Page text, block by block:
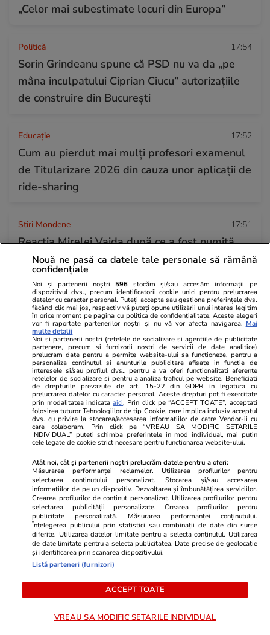
„Celor mai subestimate locuri din Europa”
Politică 17:54
Sorin Grindeanu spune că PSD nu va da „pe
mâna inculpatului Ciprian Ciucu” autorizațiile
de construire din București
Educație 17:52
Cum au pierdut mai mulți profesori examenul
de Titularizare 2026 din cauza unor aplicații de
ride-sharing
Stiri Mondene 17:51
Reacția Mirelei Vaida după ce a fost numită
„isterică”: „Păi voi nu știți ce am făcut în Asia
Express! Nu mă cunoașteți!?”
Citește mai multe
TRENDING
Educație 14:14
Admiterea la liceu, schimbare majoră din
2027. Școlile vor putea selecta elevii printr-un
examen suplimentar. Sorin Ion: „Va fi pentru ei
o șansă în plus. De ce să depindă viitorul lor
doar de două examene?”
Știri Externe 06:30
Savantul rus care făcea motoarele pentru
rachete strategice și bombardiere a fost
lichidat: „Operațiune secretă a unităților lui
Budanov”
Nouă ne pasă ca datele tale personale să rămână
confidențiale
Noi și partenerii noștri 596 stocăm și/sau accesăm informații pe
dispozitivul dvs., precum identificatorii cookie unici pentru prelucrarea
datelor cu caracter personal. Puteți accepta sau gestiona preferințele dvs.
făcând clic mai jos, respectiv vă puteți opune utilizării unui interes legitim
în orice moment pe pagina cu politica de confidențialitate. Aceste alegeri
vor fi raportate partenerilor noștri și nu vă vor afecta navigarea. Mai
multe detalii
Noi si partenerii nostri (retelele de socializare si agentiile de publicitate
partenere, precum si furnizorii nostri de servicii de date analitice)
prelucram date pentru a permite website-ului sa functioneze, pentru a
personaliza continutul si anunturile publicitare afisate in functie de
interesele si/sau profilul dvs., pentru a va oferi functionalitati aferente
retelelor de socializare si pentru a analiza traficul pe website. Beneficiati
de drepturile prevazute de art. 15-22 din GDPR in legatura cu
prelucrarea datelor cu caracter personal. Aceste drepturi pot fi exercitate
prin modalitatea indicataaici. Prin click pe “ACCEPT TOATE”, acceptati
folosirea tuturor Tehnologiilor de tip Cookie, care implica inclusiv acceptul
dvs. cu privire la stocarea/accesarea informatiilor de catre Vendor-ii cu
care colaboram. Prin click pe “VREAU SA MODIFIC SETARILE
INDIVIDUAL” puteti schimba preferintele in mod individual, mai putin
cele legate de cookie strict necesare pentru functionarea website-ului.
Atât noi, cât și partenerii noștri prelucrăm datele pentru a oferi:
Măsurarea performanței reclamelor. Utilizarea profilurilor pentru
selectarea conținutului personalizat. Stocarea și/sau accesarea
informațiilor de pe un dispozitiv. Dezvoltarea și îmbunătățirea serviciilor.
Crearea profilurilor de conținut personalizat. Utilizarea profilurilor pentru
selectarea publicității personalizate. Crearea profilurilor pentru
publicitate personalizată. Măsurarea performanței conținutului.
Înțelegerea publicului prin statistici sau combinații de date din surse
diferite. Utilizarea datelor limitate pentru a selecta conținutul. Utilizarea
de date limitate pentru a selecta publicitatea. Date precise de geolocație
și identificarea prin scanarea dispozitivului.
Listă parteneri (furnizori)
ACCEPT TOATE
VREAU SA MODIFIC SETARILE INDIVIDUAL